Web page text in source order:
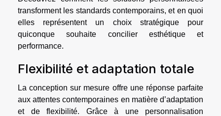
transforment les standards contemporains, et en quoi
elles représentent un choix stratégique pour
quiconque souhaite concilier esthétique et
performance.
Flexibilité et adaptation totale
La conception sur mesure offre une réponse parfaite
aux attentes contemporaines en matière d’adaptation
et de flexibilité. Grâce à une personnalisation